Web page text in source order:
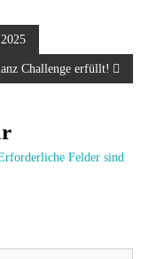
Challenge erfüllt!
Felder sind